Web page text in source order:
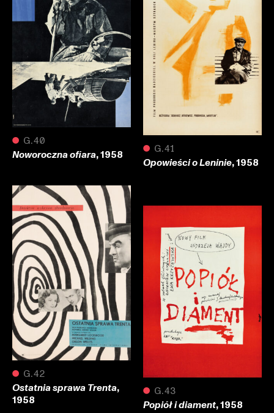
● G.40
Noworoczna ofiara, 1958 ● G.41
Opowieści o Leninie, 1958
● G.42
Ostatnia sprawa Trenta,
1958
● G.43
Popiół i diament, 1958